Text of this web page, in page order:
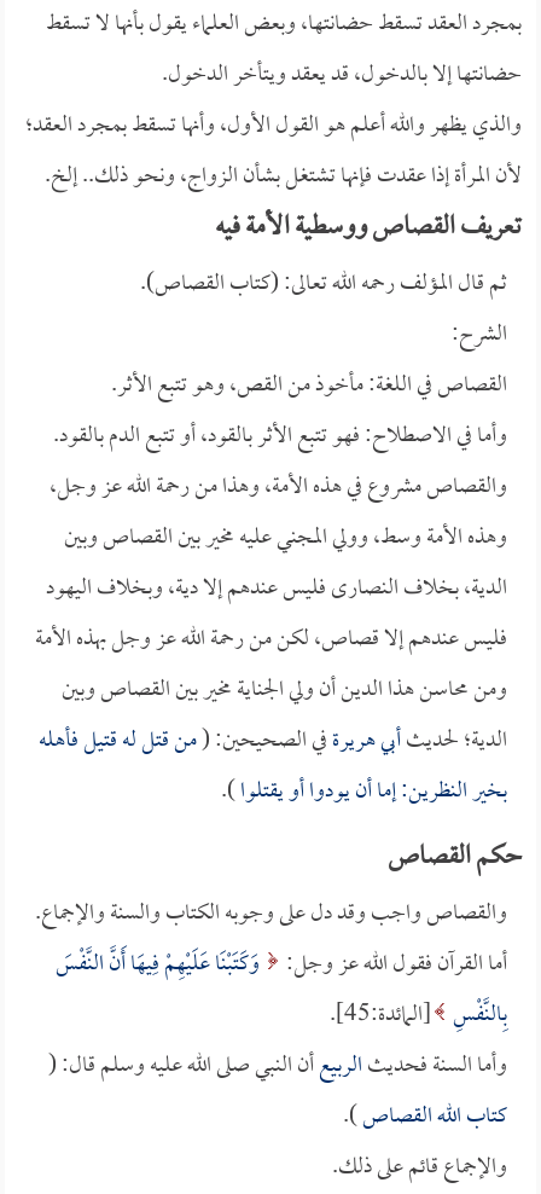
بمجرد العقد تسقط حضانتها، وبعض العلماء يقول بأنها لا تسقط
حضانتها إلا بالدخول، قد يعقد ويتأخر الدخول.
والذي يظهر والله أعلم هو القول الأول، وأنها تسقط بمجرد العقد؛
لأن المرأة إذا عقدت فإنها تشتغل بشأن الزواج، ونحو ذلك.. إلخ.
تعريف القصاص ووسطية الأمة فيه
ثم قال المؤلف رحمه الله تعالى: (كتاب القصاص).
الشرح:
القصاص في اللغة: مأخوذ من القص، وهو تتبع الأثر.
وأما في الاصطلاح: فهو تتبع الأثر بالقود، أو تتبع الدم بالقود.
والقصاص مشروع في هذه الأمة، وهذا من رحمة الله عز وجل،
وهذه الأمة وسط، وولي المجني عليه مخير بين القصاص وبين
الدية، بخلاف النصارى فليس عندهم إلا دية، وبخلاف اليهود
فليس عندهم إلا قصاص، لكن من رحمة الله عز وجل بهذه الأمة
ومن محاسن هذا الدين أن ولي الجناية مخير بين القصاص وبين
الدية؛ لحديثأبي هريرةفي الصحيحين: (من قتل له قتيل فأهله
بخير النظرين: إما أن يودوا أو يقتلوا).
حكم القصاص
والقصاص واجب وقد دل على وجوبه الكتاب والسنة والإجماع.
أما القرآن فقول الله عز وجل:
وَكَتَبْنَا عَلَيْهِمْ فِيهَا أَنَّ النَّفْسَ
بِالنَّفْسِ [المائدة:45].
وأما السنة فحديثالربيعأن النبي صلى الله عليه وسلم قال: (
كتاب الله القصاص).
والإجماع قائم على ذلك.